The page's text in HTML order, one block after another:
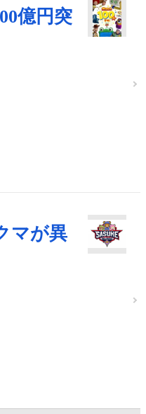
億円突
マが異